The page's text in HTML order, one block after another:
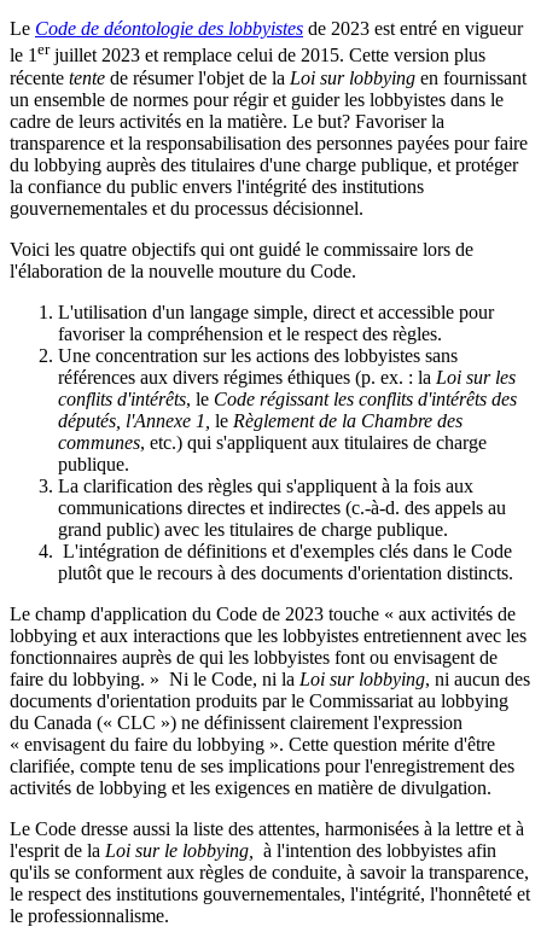
Le Code de déontologie des lobbyistes de 2023 est entré en vigueur
le 1erjuillet 2023 et remplace celui de 2015. Cette version plus
récente tente de résumer l'objet de la Loi sur lobbying en fournissant
un ensemble de normes pour régir et guider les lobbyistes dans le
cadre de leurs activités en la matière. Le but? Favoriser la
transparence et la responsabilisation des personnes payées pour faire
du lobbying auprès des titulaires d'une charge publique, et protéger
la confiance du public envers l'intégrité des institutions
gouvernementales et du processus décisionnel.
Voici les quatre objectifs qui ont guidé le commissaire lors de
l'élaboration de la nouvelle mouture du Code.
L'utilisation d'un langage simple, direct et accessible pour
favoriser la compréhension et le respect des règles.
Une concentration sur les actions des lobbyistes sans
références aux divers régimes éthiques (p. ex. : la Loi sur les
conflits d'intérêts, le Code régissant les conflits d'intérêts des
députés, l'Annexe 1, le Règlement de la Chambre des
communes, etc.) qui s'appliquent aux titulaires de charge
publique.
La clarification des règles qui s'appliquent à la fois aux
communications directes et indirectes (c.-à-d. des appels au
grand public) avec les titulaires de charge publique.
L'intégration de définitions et d'exemples clés dans le Code
plutôt que le recours à des documents d'orientation distincts.
Le champ d'application du Code de 2023 touche « aux activités de
lobbying et aux interactions que les lobbyistes entretiennent avec les
fonctionnaires auprès de qui les lobbyistes font ou envisagent de
faire du lobbying. » Ni le Code, ni la Loi sur lobbying, ni aucun des
documents d'orientation produits par le Commissariat au lobbying
du Canada (« CLC ») ne définissent clairement l'expression
« envisagent du faire du lobbying ». Cette question mérite d'être
clarifiée, compte tenu de ses implications pour l'enregistrement des
activités de lobbying et les exigences en matière de divulgation.
Le Code dresse aussi la liste des attentes, harmonisées à la lettre et à
l'esprit de la Loi sur le lobbying,
à l'intention des lobbyistes afin
qu'ils se conforment aux règles de conduite, à savoir la transparence,
le respect des institutions gouvernementales, l'intégrité, l'honnêteté et
le professionnalisme.